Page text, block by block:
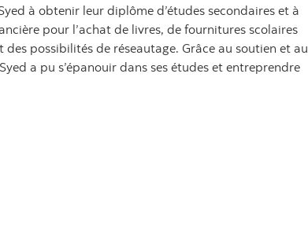
à obtenir leur diplôme d’études secondaires et à
pour l’achat de livres, de fournitures scolaires
possibilités de réseautage. Grâce au soutien et au
a pu s’épanouir dans ses études et entreprendre